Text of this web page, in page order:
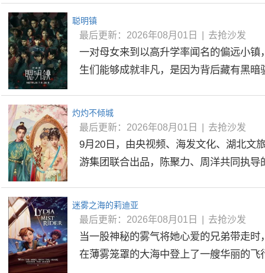
聪明镇
最后更新：2026年08月01日 去抢沙发
一对母女来到以高升学率闻名的偏远小镇
生们能够成就非凡，是因为背后藏有黑暗
灼灼不倾城
最后更新：2026年08月01日 去抢沙发
9月20日，由央视频、海发文化、湖北文
游集团联合出品，陈聚力、周洋共同执导
迷雾之海的莉迪亚
最后更新：2026年08月01日 去抢沙发
当一股神秘的雾气将她心爱的兄弟带走时
在薄雾笼罩的大海中登上了一艘华丽的飞